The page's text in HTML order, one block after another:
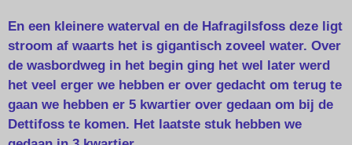
En een kleinere waterval en de Hafragilsfoss deze ligt
stroom af waarts het is gigantisch zoveel water. Over
de wasbordweg in het begin ging het wel later werd
het veel erger we hebben er over gedacht om terug te
gaan we hebben er 5 kwartier over gedaan om bij de
Dettifoss te komen. Het laatste stuk hebben we